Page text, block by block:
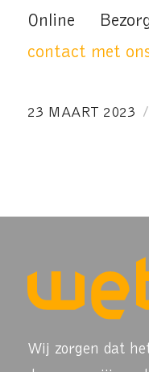
Online
contact met
23 MAART 2023 /
Wij zorgen dat